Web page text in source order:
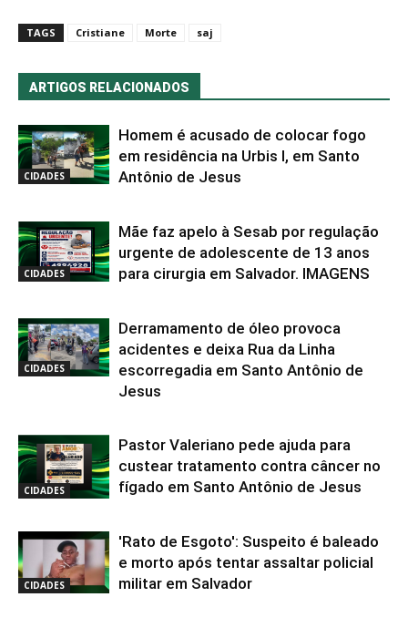
TAGS Cristiane Morte saj
ARTIGOS RELACIONADOS
CIDADES
Homem é acusado de colocar fogo
em residência na Urbis I, em Santo
Antônio de Jesus
CIDADES
Mãe faz apelo à Sesab por regulação
urgente de adolescente de 13 anos
para cirurgia em Salvador. IMAGENS
CIDADES
Derramamento de óleo provoca
acidentes e deixa Rua da Linha
escorregadia em Santo Antônio de
Jesus
CIDADES
Pastor Valeriano pede ajuda para
custear tratamento contra câncer no
fígado em Santo Antônio de Jesus
CIDADES
'Rato de Esgoto': Suspeito é baleado
e morto após tentar assaltar policial
militar em Salvador